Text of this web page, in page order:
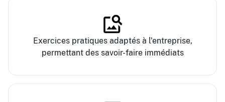
Exercices pratiques adaptés à l'entreprise,
permettant des savoir-faire immédiats